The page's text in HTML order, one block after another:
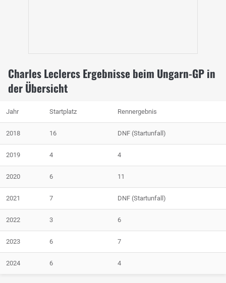
Charles Leclercs Ergebnisse beim Ungarn-GP in
der Übersicht
Jahr Startplatz Rennergebnis
2018 16 DNF (Startunfall)
2019 4 4
2020 6 11
2021 7 DNF (Startunfall)
2022 3 6
2023 6 7
2024 6 4